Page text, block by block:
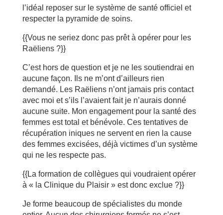
l’idéal reposer sur le système de santé officiel et
respecter la pyramide de soins.
{{Vous ne seriez donc pas prêt à opérer pour les
Raëliens ?}}
C’est hors de question et je ne les soutiendrai en
aucune façon. Ils ne m’ont d’ailleurs rien
demandé. Les Raëliens n’ont jamais pris contact
avec moi et s’ils l’avaient fait je n’aurais donné
aucune suite. Mon engagement pour la santé des
femmes est total et bénévole. Ces tentatives de
récupération iniques ne servent en rien la cause
des femmes excisées, déjà victimes d’un système
qui ne les respecte pas.
{{La formation de collègues qui voudraient opérer
à « la Clinique du Plaisir » est donc exclue ?}}
Je forme beaucoup de spécialistes du monde